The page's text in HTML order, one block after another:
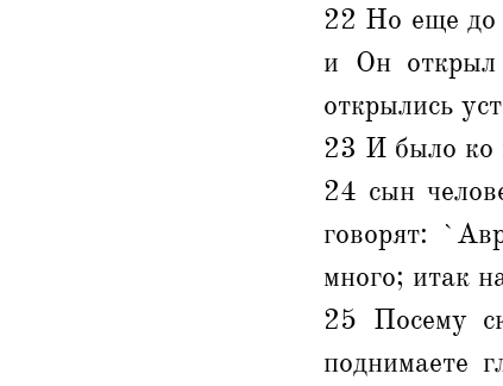
22 Но еще до
и Он
открылись
23 И было ко
24 сын
говорят:
много; итак
25 Посему
поднимаете